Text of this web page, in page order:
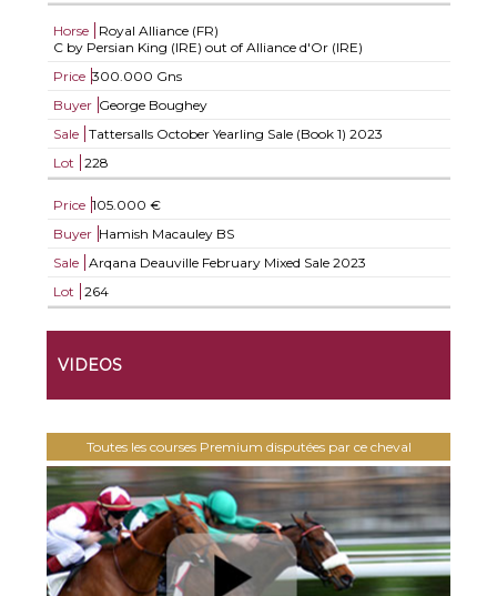
Horse
Royal Alliance (FR)
C by Persian King (IRE) out of Alliance d'Or (IRE)
Price 300.000 Gns
Buyer George Boughey
Sale
Tattersalls October Yearling Sale (Book 1) 2023
Lot
228
Price 105.000 €
Buyer Hamish Macauley BS
Sale
Arqana Deauville February Mixed Sale 2023
Lot
264
VIDEOS
Toutes les courses Premium disputées par ce cheval